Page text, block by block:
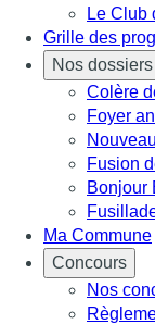
Le Club
Grille des
Nos dossiers
Colère
Foyer
Fusion
Bonjour
Ma Commune
Concours
Nos